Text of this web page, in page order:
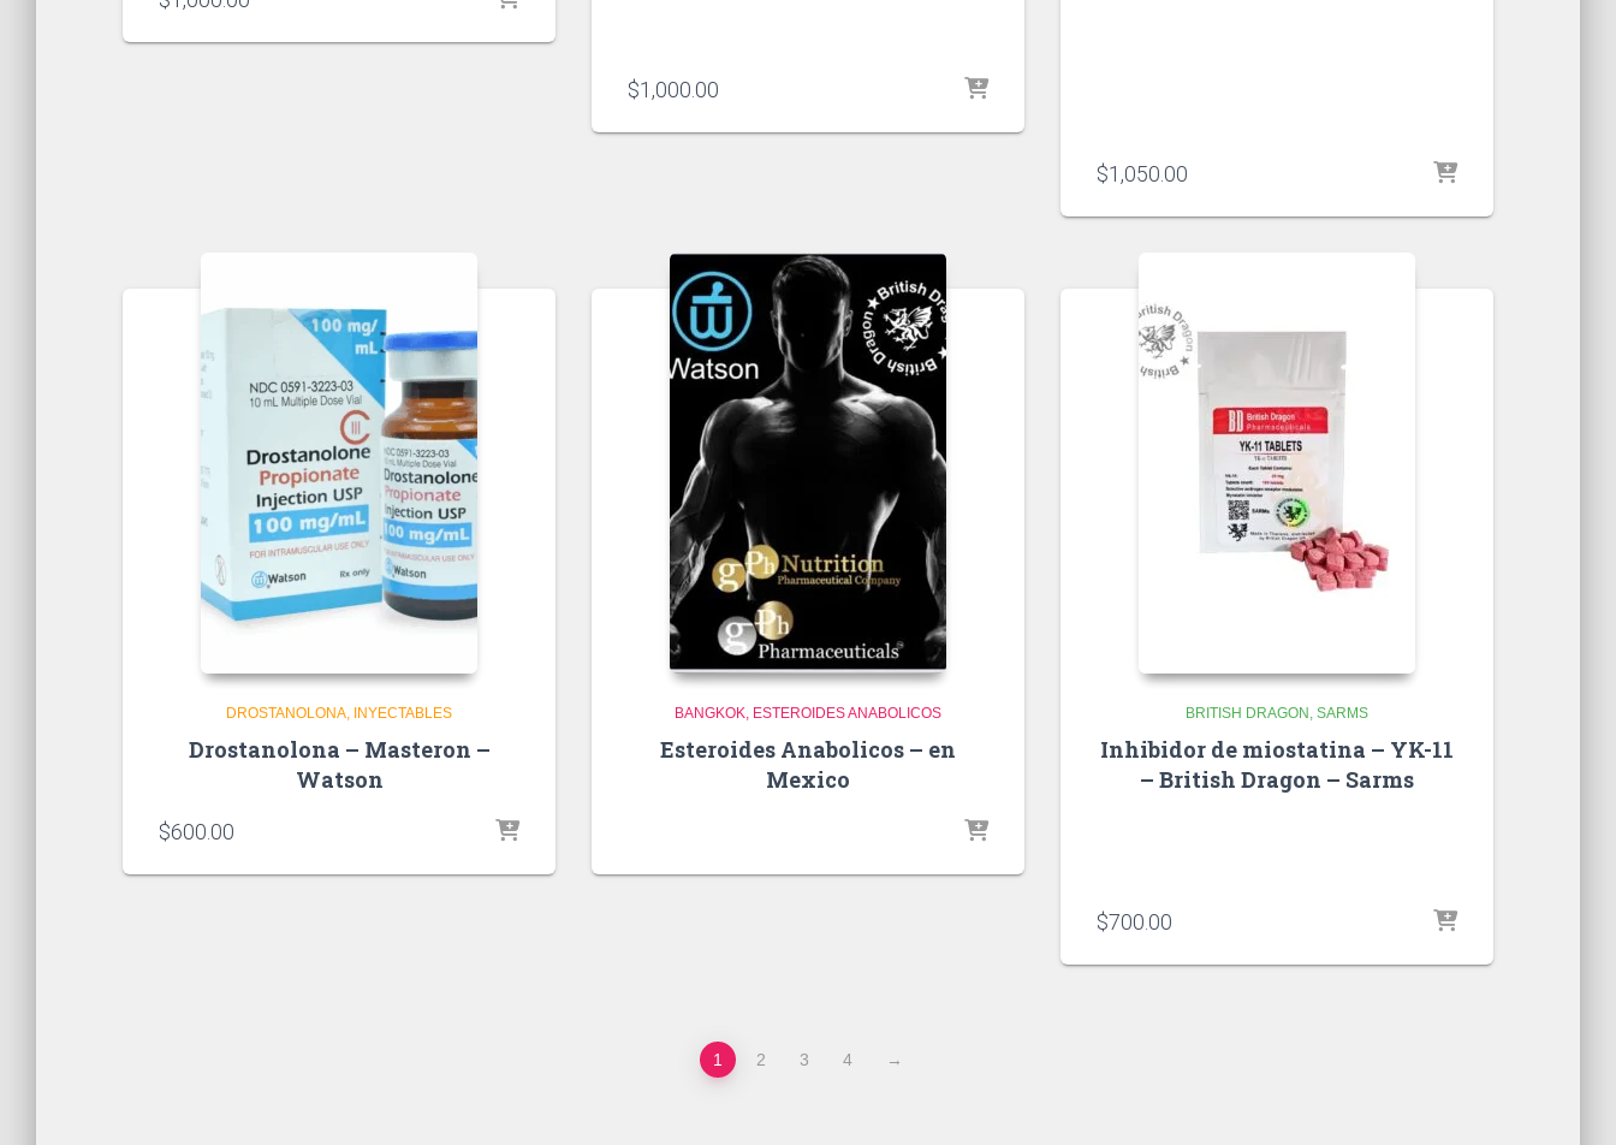
$1,000.00
$1,050.00
DROSTANOLONA INYECTABLES
Drostanolona – Masteron –
Watson
$600.00
BANGKOK ESTEROIDES ANABOLICOS
Esteroides Anabolicos – en
Mexico
BRITISH DRAGON SARMS
Inhibidor de miostatina – YK-11
– British Dragon – Sarms
$700.00
1 2 3 4 →